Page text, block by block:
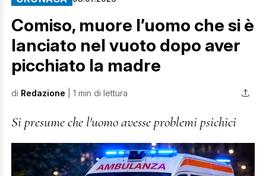
Comiso, muore l’uomo che si è
lanciato nel vuoto dopo aver
picchiato la madre
di Redazione | 1 min di lettura
Si presume che l'uomo avesse problemi psichici